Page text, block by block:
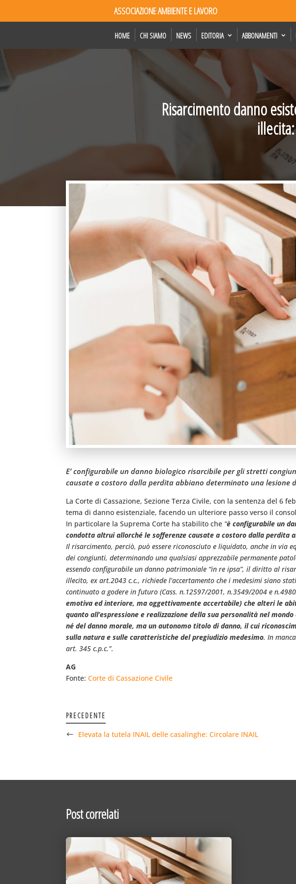
ASSOCIAZIONE AMBIENTE E LAVORO
HOME CHI SIAMO NEWS EDITORIA ABBONAMENTI
Risarcimento danno
E’ configurabile un danno biologico risarcibile per gli stretti
causate a costoro dalla perdita abbiano determinato una lesione
La Corte di Cassazione, Sezione Terza Civile, con la sentenza del
tema di danno esistenziale, facendo un ulteriore passo verso il
In particolare la Suprema Corte ha stabilito che “è configurabile un
condotta altrui allorché le sofferenze causate a costoro dalla perdita
Il risarcimento, perciò, può essere riconosciuto e liquidato, anche in via
dei congiunti, determinando una qualsiasi apprezzabile permanente
essendo configurabile un danno patrimoniale “in re ipsa”, il diritto al
illecito, ex art.2043 c.c., richiede l’accertamento che i medesimi siano
continuato a godere in futuro (Cass. n.12597/2001, n.3549/2004 e
emotiva ed interiore, ma oggettivamente accertabile) che alteri le
quanto all’espressione e realizzazione della sua personalità nel
né del danno morale, ma un autonomo titolo di danno, il cui
sulla natura e sulle caratteristiche del pregiudizio medesimo. In
art. 345 c.p.c.”.
AG
Fonte:Corte di Cassazione Civile
PRECEDENTE
Elevata la tutela INAIL delle casalinghe: Circolare INAIL
Post correlati